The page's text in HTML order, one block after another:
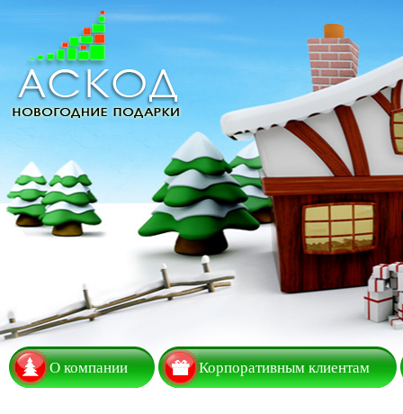
О компании Корпоративным клиентам